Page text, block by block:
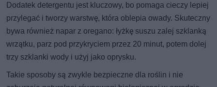
Dodatek detergentu jest kluczowy, bo pomaga cieczy lepiej
przylegać i tworzy warstwę, która oblepia owady. Skuteczny
bywa również napar z oregano: łyżkę suszu zalej szklanką
wrzątku, parz pod przykryciem przez 20 minut, potem dolej
trzy szklanki wody i użyj jako oprysku.
Takie sposoby są zwykle bezpieczne dla roślin i nie